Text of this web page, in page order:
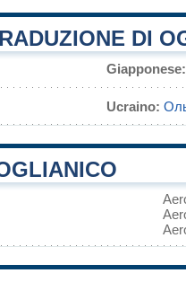
DI
Giapponese:
Ucraino: